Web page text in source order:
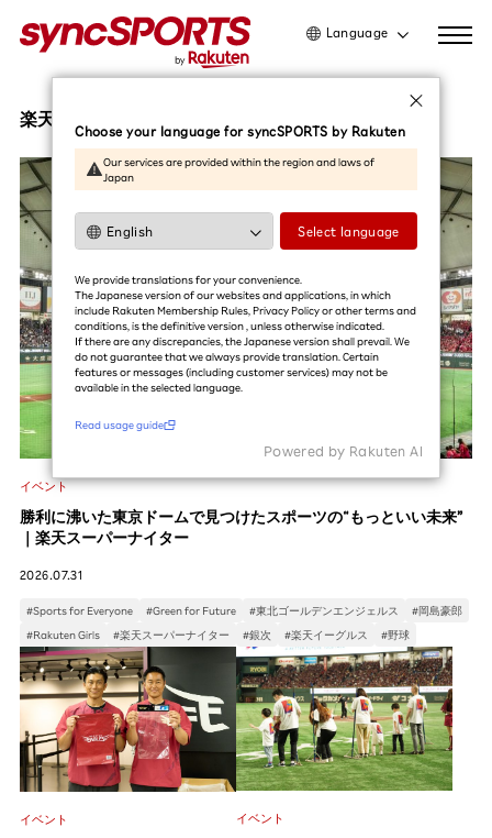
Language
日本語
简体中文
楽天スーパーナイター
イベント
勝利に沸いた東京ドームで見つけたスポーツの“もっといい未来”
｜楽天スーパーナイター
2026.07.31
#Sports for Everyone #Green for Future #東北ゴールデンエンジェルス
#岡島豪郎
#Rakuten Girls
#楽天スーパーナイター #銀次 #楽天イーグルス #野球
イベント イベント
Choose your language for syncSPORTS by Rakuten
Our services are provided within the region and laws of
Japan
Select language
We provide translations for your convenience.
The Japanese version of our websites and applications, in which
include Rakuten Membership Rules, Privacy Policy or other terms and
conditions, is the definitive version , unless otherwise indicated.
If there are any discrepancies, the Japanese version shall prevail. We
do not guarantee that we always provide translation. Certain
features or messages (including customer services) may not be
available in the selected language.​
Read usage guide
Powered by Rakuten Al
利用ガイドを読む